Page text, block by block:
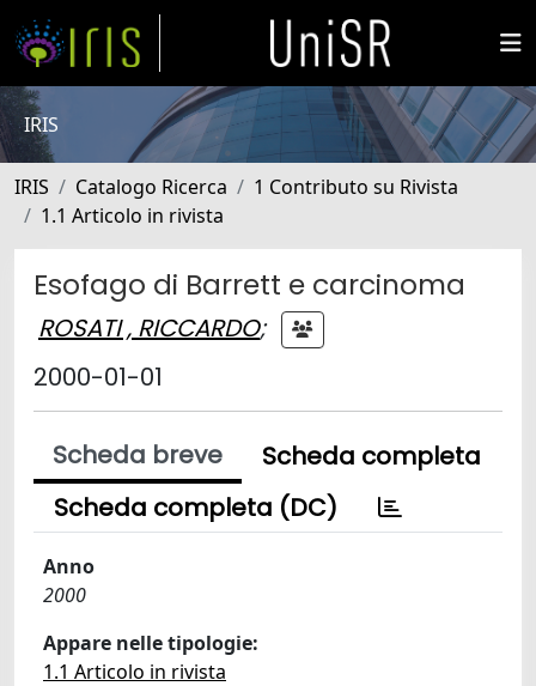
IRIS
IRIS Catalogo Ricerca
1 Contributo su Rivista
1.1 Articolo in rivista
Esofago di Barrett e carcinoma
ROSATI , RICCARDO;
2000-01-01
Scheda breve
Scheda completa
Scheda completa (DC)
Anno
2000
Appare nelle tipologie:
1.1 Articolo in rivista